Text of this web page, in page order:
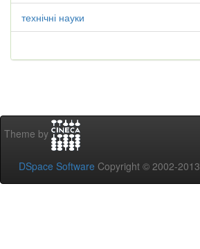
технічні науки
Theme by
DSpace Software Copyright © 2002-2013